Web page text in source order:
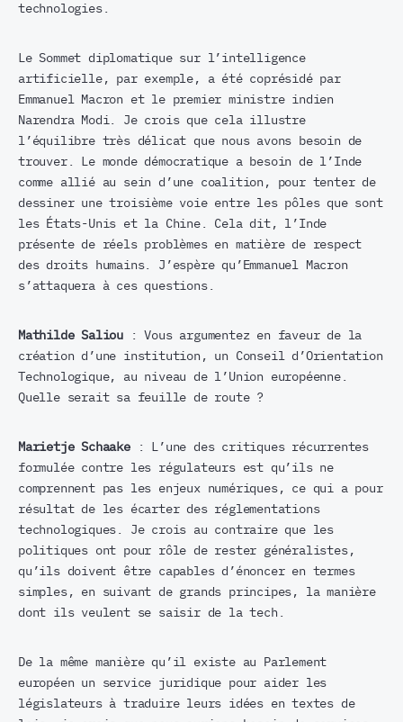
technologies.
Le Sommet diplomatique sur l’intelligence
artificielle, par exemple, a été coprésidé par
Emmanuel Macron et le premier ministre indien
Narendra Modi. Je crois que cela illustre
l’équilibre très délicat que nous avons besoin de
trouver. Le monde démocratique a besoin de l’Inde
comme allié au sein d’une coalition, pour tenter de
dessiner une troisième voie entre les pôles que sont
les États-Unis et la Chine. Cela dit, l’Inde
présente de réels problèmes en matière de respect
des droits humains. J’espère qu’Emmanuel Macron
s’attaquera à ces questions.
Mathilde Saliou : Vous argumentez en faveur de la
création d’une institution, un Conseil d’Orientation
Technologique, au niveau de l’Union européenne.
Quelle serait sa feuille de route ?
Marietje Schaake
: L’une des critiques récurrentes
formulée contre les régulateurs est qu’ils ne
comprennent pas les enjeux numériques, ce qui a pour
résultat de les écarter des réglementations
technologiques. Je crois au contraire que les
politiques ont pour rôle de rester généralistes,
qu’ils doivent être capables d’énoncer en termes
simples, en suivant de grands principes, la manière
dont ils veulent se saisir de la tech.
De la même manière qu’il existe au Parlement
européen un service juridique pour aider les
législateurs à traduire leurs idées en textes de